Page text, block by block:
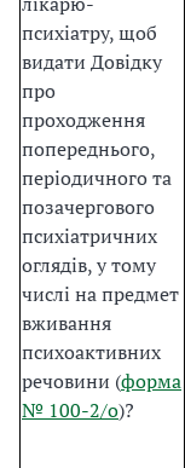
психіатру, щоб
видати Довідку
про
проходження
попереднього,
періодичного та
позачергового
психіатричних
оглядів, у тому
числі на предмет
вживання
психоактивних
речовини (форма
№ 100-2/о)?